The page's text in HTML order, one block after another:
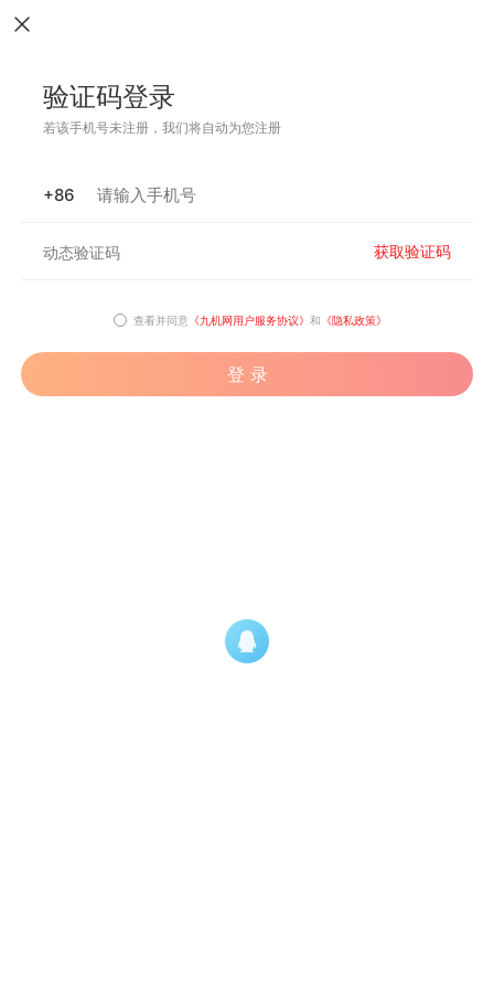
验证码登录
若该手机号未注册，我们将自动为您注册
+86
获取验证码
查看并同意 《九机网用户服务协议》 和 《隐私政策》
登 录